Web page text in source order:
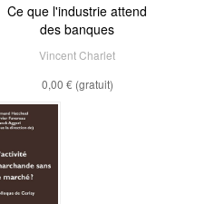
Ce que l'industrie attend
des banques
Vincent Charlet
0,00 € (gratuit)